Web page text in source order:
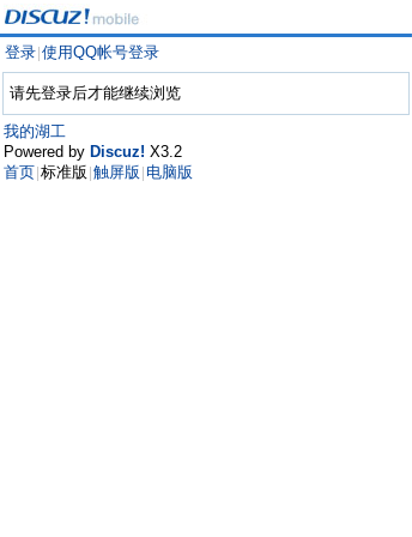
登录 使用QQ帐号登录
请先登录后才能继续浏览
我的湖工
Powered by Discuz! X3.2
首页 标准版 触屏版 电脑版